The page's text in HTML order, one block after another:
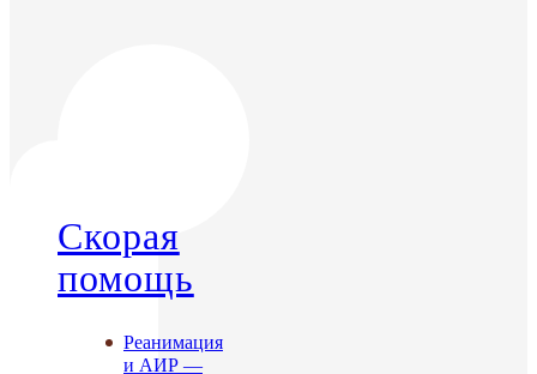
Cкорая
помощь
Реанимация
и АИР —